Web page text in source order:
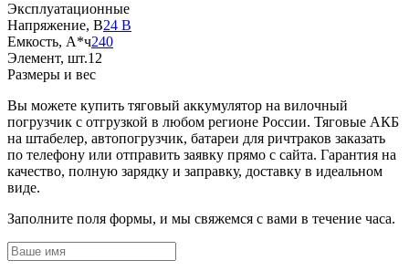
Эксплуатационные
Напряжение, В24 В
Емкость, А*ч240
Элемент, шт.12
Размеры и вес
Вы можете купить тяговый аккумулятор на вилочный
погрузчик с отгрузкой в любом регионе России. Тяговые АКБ
на штабелер, автопогрузчик, батареи для ричтраков заказать
по телефону или отправить заявку прямо с сайта. Гарантия на
качество, полную зарядку и заправку, доставку в идеальном
виде.
Заполните поля формы, и мы свяжемся с вами в течение часа.